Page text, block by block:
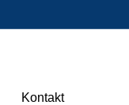
Kontakt